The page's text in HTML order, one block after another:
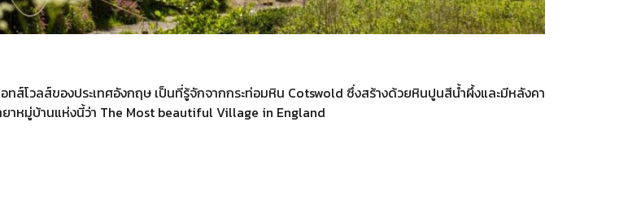
ส์โวลส์ของประเทศอังกฤษ เป็นที่รู้จักจากกระท่อมหิน Cotswold ซึ่งสร้างด้วยหินปูนสีน้ำผึ้งและมีหลังคา
าหมู่บ้านแห่งนี้ว่า The Most beautiful Village in England